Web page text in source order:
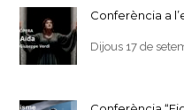
Conferència a
Dijous 17 de